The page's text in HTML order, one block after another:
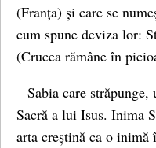
(Franța) și care se
cum spune deviza lor:
(Crucea rămâne în
– Sabia care
Sacră a lui Isus. Inima
arta creștină ca o